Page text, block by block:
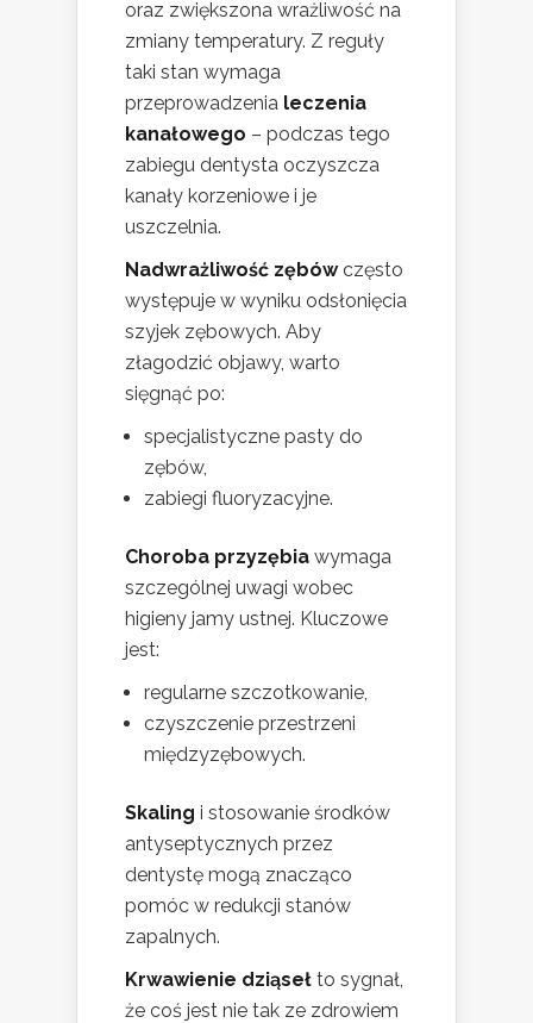
oraz zwiększona wrażliwość na
zmiany temperatury. Z reguły
taki stan wymaga
przeprowadzenia leczenia
kanałowego – podczas tego
zabiegu dentysta oczyszcza
kanały korzeniowe i je
uszczelnia.
Nadwrażliwość zębówczęsto
występuje w wyniku odsłonięcia
szyjek zębowych. Aby
złagodzić objawy, warto
sięgnąć po:
specjalistyczne pasty do
zębów,
zabiegi fluoryzacyjne.
Choroba przyzębia wymaga
szczególnej uwagi wobec
higieny jamy ustnej. Kluczowe
jest:
regularne szczotkowanie,
czyszczenie przestrzeni
międzyzębowych.
Skaling i stosowanie środków
antyseptycznych przez
dentystę mogą znacząco
pomóc w redukcji stanów
zapalnych.
Krwawienie dziąseł to sygnał,
że coś jest nie tak ze zdrowiem